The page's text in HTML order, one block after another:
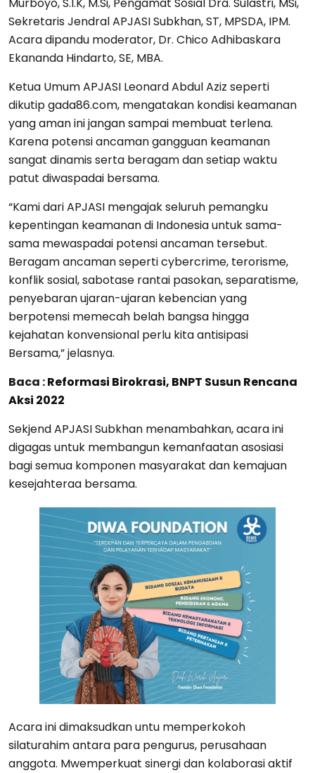
Sekretaris Jendral APJASI Subkhan, ST, MPSDA, IPM.
Acara dipandu moderator, Dr. Chico Adhibaskara
Ekananda Hindarto, SE, MBA.
Ketua Umum APJASI Leonard Abdul Aziz seperti
dikutip gada86.com, mengatakan kondisi keamanan
yang aman ini jangan sampai membuat terlena.
Karena potensi ancaman gangguan keamanan
sangat dinamis serta beragam dan setiap waktu
patut diwaspadai bersama.
“Kami dari APJASI mengajak seluruh pemangku
kepentingan keamanan di Indonesia untuk sama-
sama mewaspadai potensi ancaman tersebut.
Beragam ancaman seperti cybercrime, terorisme,
konflik sosial, sabotase rantai pasokan, separatisme,
penyebaran ujaran-ujaran kebencian yang
berpotensi memecah belah bangsa hingga
kejahatan konvensional perlu kita antisipasi
Bersama,” jelasnya.
Baca :Reformasi Birokrasi, BNPT Susun Rencana
Aksi 2022
Sekjend APJASI Subkhan menambahkan, acara ini
digagas untuk membangun kemanfaatan asosiasi
bagi semua komponen masyarakat dan kemajuan
kesejahteraa bersama.
Acara ini dimaksudkan untu memperkokoh
silaturahim antara para pengurus, perusahaan
anggota. Mwemperkuat sinergi dan kolaborasi aktif